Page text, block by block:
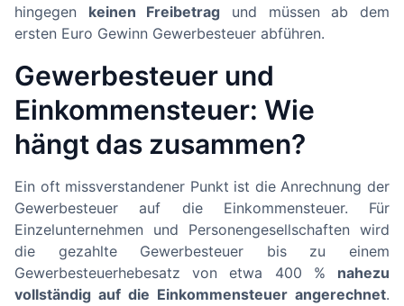
hingegen keinen Freibetrag und müssen ab dem
ersten Euro Gewinn Gewerbesteuer abführen.
Gewerbesteuer und
Einkommensteuer: Wie
hängt das zusammen?
Ein oft missverstandener Punkt ist die Anrechnung der
Gewerbesteuer auf die Einkommensteuer. Für
Einzelunternehmen und Personengesellschaften wird
die gezahlte Gewerbesteuer bis zu einem
Gewerbesteuerhebesatz von etwa 400 % nahezu
vollständig auf die Einkommensteuer angerechnet.